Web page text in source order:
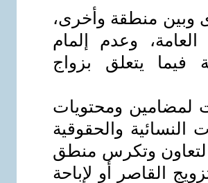
وبين منطقة وأخرى،
وعدم إلمام
فيما يتعلق بزواج
لمضامين ومحتويات
النسائية والحقوقية
وتكرس منطق
القاصر أو لإباحة